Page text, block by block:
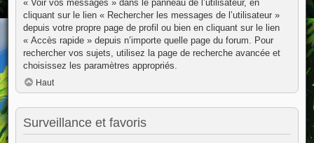
« Voir vos messages » dans le panneau de l’utilisateur, en
cliquant sur le lien « Rechercher les messages de l’utilisateur »
depuis votre propre page de profil ou bien en cliquant sur le lien
« Accès rapide » depuis n’importe quelle page du forum. Pour
rechercher vos sujets, utilisez la page de recherche avancée et
choisissez les paramètres appropriés.
Haut
Surveillance et favoris